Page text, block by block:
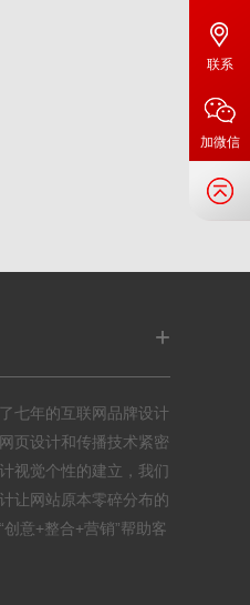
+
七年的互联网品牌设计
页设计和传播技术紧密
视觉个性的建立，我们
让网站原本零碎分布的
意+整合+营销”帮助客
联系
加微信